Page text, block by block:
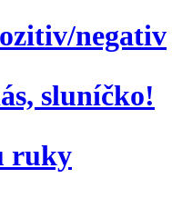
negativ
sluníčko!
ruky